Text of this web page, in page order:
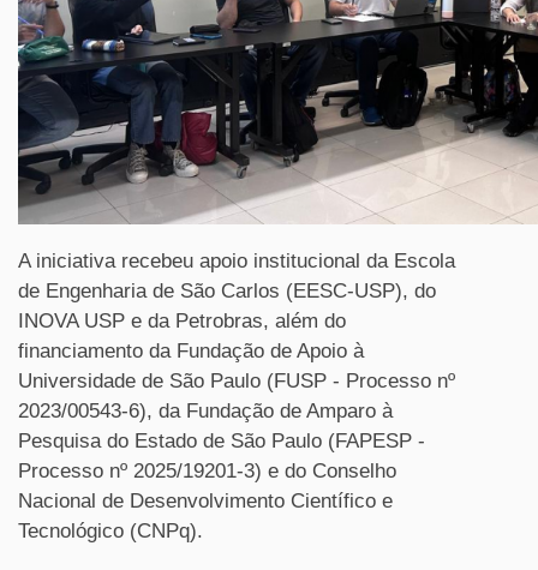
A iniciativa recebeu apoio institucional da Escola
de Engenharia de São Carlos (EESC-USP), do
INOVA USP e da Petrobras, além do
financiamento da Fundação de Apoio à
Universidade de São Paulo (FUSP - Processo nº
2023/00543-6), da Fundação de Amparo à
Pesquisa do Estado de São Paulo (FAPESP -
Processo nº 2025/19201-3) e do Conselho
Nacional de Desenvolvimento Científico e
Tecnológico (CNPq).